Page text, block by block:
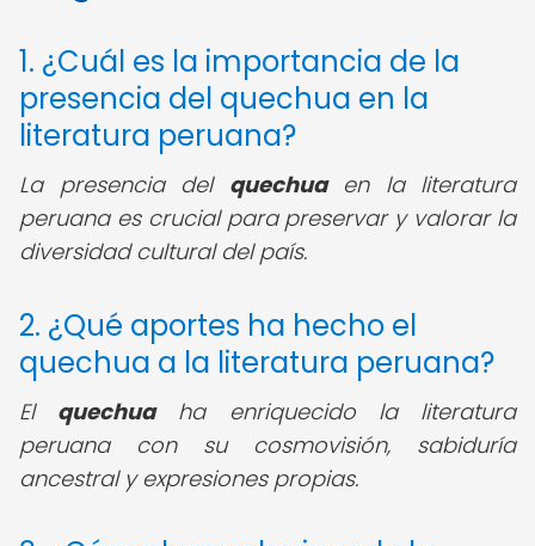
1. ¿Cuál es la importancia de la
presencia del quechua en la
literatura peruana?
La presencia del quechuaen la literatura
peruana es crucial para preservar y valorar la
diversidad cultural del país.
2. ¿Qué aportes ha hecho el
quechua a la literatura peruana?
El quechuaha enriquecido la literatura
peruana con su cosmovisión, sabiduría
ancestral y expresiones propias.